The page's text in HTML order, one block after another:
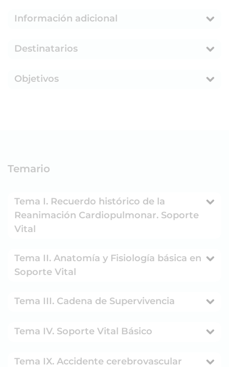
Información adicional
Destinatarios
Objetivos
Temario
Tema I. Recuerdo histórico de la
Reanimación Cardiopulmonar. Soporte
Vital
Tema II. Anatomía y Fisiología básica en
Soporte Vital
Tema III. Cadena de Supervivencia
Tema IV. Soporte Vital Básico
Tema IX. Accidente cerebrovascular